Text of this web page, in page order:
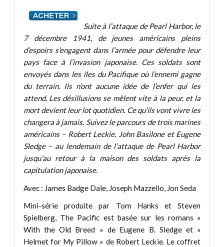
Suite à l’attaque de Pearl Harbor, le
7 décembre 1941, de jeunes américains pleins
d’espoirs s’engagent dans l’armée pour défendre leur
pays face à l’invasion japonaise. Ces soldats sont
envoyés dans les îles du Pacifique où l’ennemi gagne
du terrain. Ils n’ont aucune idée de l’enfer qui les
attend. Les désillusions se mêlent vite à la peur, et la
mort devient leur lot quotidien. Ce qu’ils vont vivre les
changera à jamais. Suivez le parcours de trois marines
américains – Robert Leckie, John Basilone et Eugene
Sledge – au lendemain de l’attaque de Pearl Harbor
jusqu’au retour à la maison des soldats après la
capitulation japonaise.
Avec : James Badge Dale, Joseph Mazzello, Jon Seda
Mini-série produite par Tom Hanks et Steven
Spielberg, The Pacific est basée sur les romans «
With the Old Breed » de Eugene B. Sledge et «
Helmet for My Pillow » de Robert Leckie. Le coffret